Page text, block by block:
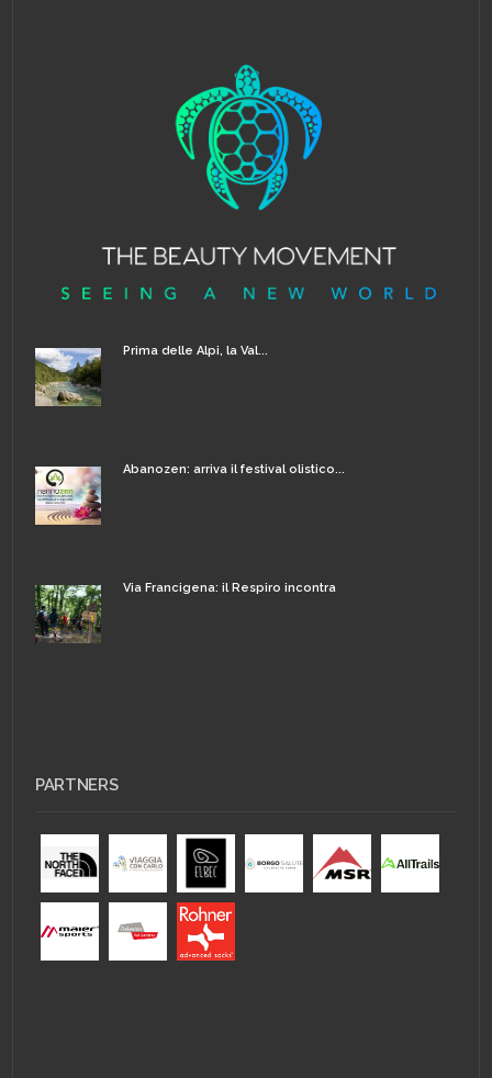
Prima delle Alpi, la Val...
Abanozen: arriva il festival olistico...
Via Francigena: il Respiro incontra
PARTNERS